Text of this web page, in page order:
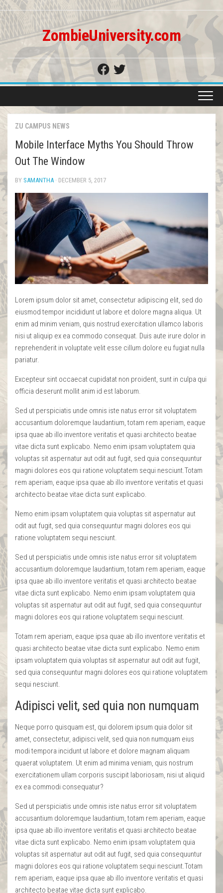
Skip
to
content
ZombieUniversity.com
ZU CAMPUS NEWS
Mobile Interface Myths You Should Throw
Out The Window
BY SAMANTHA · DECEMBER 5, 2017
Lorem ipsum dolor sit amet, consectetur adipiscing elit, sed do
eiusmod tempor incididunt ut labore et dolore magna aliqua. Ut
enim ad minim veniam, quis nostrud exercitation ullamco laboris
nisi ut aliquip ex ea commodo consequat. Duis aute irure dolor in
reprehenderit in voluptate velit esse cillum dolore eu fugiat nulla
pariatur.
Excepteur sint occaecat cupidatat non proident, sunt in culpa qui
officia deserunt mollit anim id est laborum.
Sed ut perspiciatis unde omnis iste natus error sit voluptatem
accusantium doloremque laudantium, totam rem aperiam, eaque
ipsa quae ab illo inventore veritatis et quasi architecto beatae
vitae dicta sunt explicabo. Nemo enim ipsam voluptatem quia
voluptas sit aspernatur aut odit aut fugit, sed quia consequuntur
magni dolores eos qui ratione voluptatem sequi nesciunt.Totam
rem aperiam, eaque ipsa quae ab illo inventore veritatis et quasi
architecto beatae vitae dicta sunt explicabo.
Nemo enim ipsam voluptatem quia voluptas sit aspernatur aut
odit aut fugit, sed quia consequuntur magni dolores eos qui
ratione voluptatem sequi nesciunt.
Sed ut perspiciatis unde omnis iste natus error sit voluptatem
accusantium doloremque laudantium, totam rem aperiam, eaque
ipsa quae ab illo inventore veritatis et quasi architecto beatae
vitae dicta sunt explicabo. Nemo enim ipsam voluptatem quia
voluptas sit aspernatur aut odit aut fugit, sed quia consequuntur
magni dolores eos qui ratione voluptatem sequi nesciunt.
Totam rem aperiam, eaque ipsa quae ab illo inventore veritatis et
quasi architecto beatae vitae dicta sunt explicabo. Nemo enim
ipsam voluptatem quia voluptas sit aspernatur aut odit aut fugit,
sed quia consequuntur magni dolores eos qui ratione voluptatem
sequi nesciunt.
Adipisci velit, sed quia non numquam
Neque porro quisquam est, qui dolorem ipsum quia dolor sit
amet, consectetur, adipisci velit, sed quia non numquam eius
modi tempora incidunt ut labore et dolore magnam aliquam
quaerat voluptatem. Ut enim ad minima veniam, quis nostrum
exercitationem ullam corporis suscipit laboriosam, nisi ut aliquid
ex ea commodi consequatur?
Sed ut perspiciatis unde omnis iste natus error sit voluptatem
accusantium doloremque laudantium, totam rem aperiam, eaque
ipsa quae ab illo inventore veritatis et quasi architecto beatae
vitae dicta sunt explicabo. Nemo enim ipsam voluptatem quia
voluptas sit aspernatur aut odit aut fugit, sed quia consequuntur
magni dolores eos qui ratione voluptatem sequi nesciunt.Totam
rem aperiam, eaque ipsa quae ab illo inventore veritatis et quasi
architecto beatae vitae dicta sunt explicabo.